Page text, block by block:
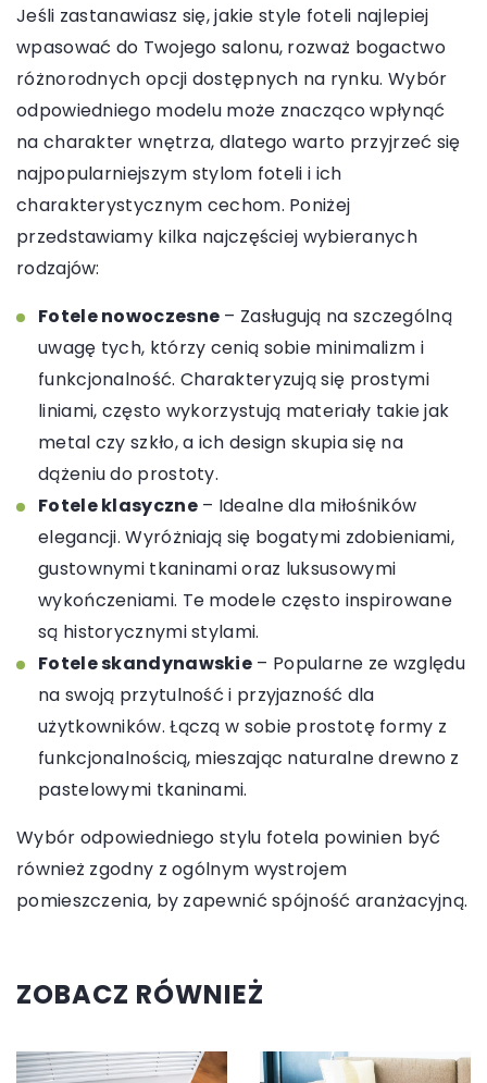
Jeśli zastanawiasz się, jakie style foteli najlepiej
wpasować do Twojego salonu, rozważ bogactwo
różnorodnych opcji dostępnych na rynku. Wybór
odpowiedniego modelu może znacząco wpłynąć
na charakter wnętrza, dlatego warto przyjrzeć się
najpopularniejszym stylom foteli i ich
charakterystycznym cechom. Poniżej
przedstawiamy kilka najczęściej wybieranych
rodzajów:
Fotele nowoczesne – Zasługują na szczególną
uwagę tych, którzy cenią sobie minimalizm i
funkcjonalność. Charakteryzują się prostymi
liniami, często wykorzystują materiały takie jak
metal czy szkło, a ich design skupia się na
dążeniu do prostoty.
Fotele klasyczne– Idealne dla miłośników
elegancji. Wyróżniają się bogatymi zdobieniami,
gustownymi tkaninami oraz luksusowymi
wykończeniami. Te modele często inspirowane
są historycznymi stylami.
Fotele skandynawskie – Popularne ze względu
na swoją przytulność i przyjazność dla
użytkowników. Łączą w sobie prostotę formy z
funkcjonalnością, mieszając naturalne drewno z
pastelowymi tkaninami.
Wybór odpowiedniego stylu fotela powinien być
również zgodny z ogólnym wystrojem
pomieszczenia, by zapewnić spójność aranżacyjną.
ZOBACZ RÓWNIEŻ